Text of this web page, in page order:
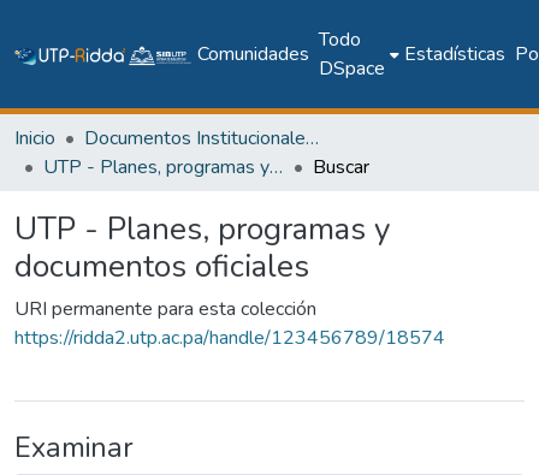
Comunidades
Todo
DSpace
Estadísticas
Inicio
Documentos Institucionales y Memoria Universitaria
UTP - Planes, programas y documentos oficiales
Buscar
UTP - Planes, programas y
documentos oficiales
URI permanente para esta colección
https://ridda2.utp.ac.pa/handle/123456789/18574
Examinar